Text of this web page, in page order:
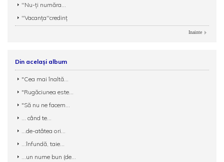
''Nu-ți număra...
''Vacanța''credinț
Inainte
Din același album
"Cea mai înaltă...
"Rugăciunea este...
"Să nu ne facem...
... când te...
...de-atâtea ori...
...înfundă, taie...
...un nume bun (de...